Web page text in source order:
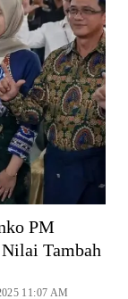
PM
Tambah
11:07 AM